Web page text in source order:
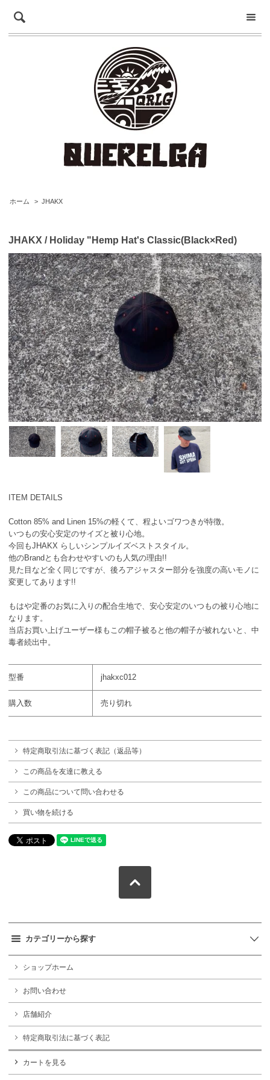
ホーム > JHAKX
JHAKX / Holiday "Hemp Hat's Classic(Black×Red)
ITEM DETAILS
Cotton 85% and Linen 15%の軽くて、程よいゴワつきが特徴。
いつもの安心安定のサイズと被り心地。
今回もJHAKX らしいシンプルイズベストスタイル。
他のBrandとも合わせやすいのも人気の理由!!
見た目など全く同じですが、後ろアジャスター部分を強度の高いモノに
変更してあります!!
もはや定番のお気に入りの配合生地で、安心安定のいつもの被り心地に
なります。
当店お買い上げユーザー様もこの帽子被ると他の帽子が被れないと、中
毒者続出中。
型番 jhakxc012
購入数 売り切れ
特定商取引法に基づく表記（返品等）
この商品を友達に教える
この商品について問い合わせる
買い物を続ける
カテゴリーから探す
ショップホーム
お問い合わせ
店舗紹介
特定商取引法に基づく表記
カートを見る